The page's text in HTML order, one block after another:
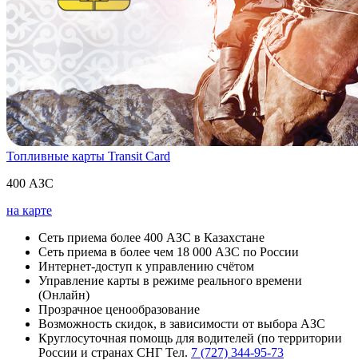
Топливные карты Transit Card
400 АЗС
на карте
Сеть приема более 400 АЗС в Казахстане
Cеть приема в более чем 18 000 АЗС по России
Интернет-доступ к управлению счётом
Управление карты в режиме реального времени
(Онлайн)
Прозрачное ценообразование
Возможность скидок, в зависимости от выбора АЗС
Круглосуточная помощь для водителей (по территории
России и странах СНГ Тел. 7 (727) 344-95-73